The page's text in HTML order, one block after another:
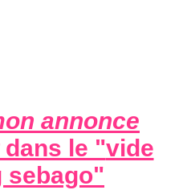
annonce
le "vide
sebago"